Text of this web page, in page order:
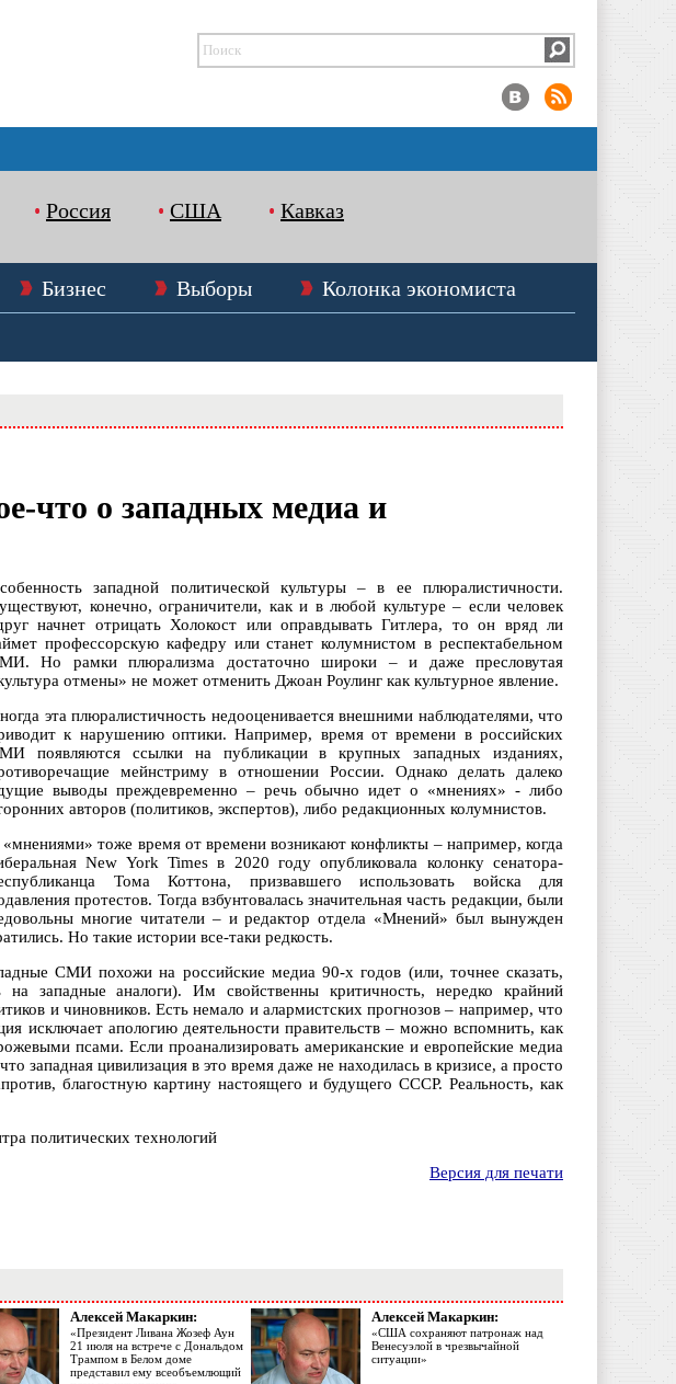
Россия США Кавказ
Бизнес Выборы
Колонка экономиста
что о западных медиа и
западной политической культуры – в ее плюралистичности.
конечно, ограничители, как и в любой культуре – если человек
начнет отрицать Холокост или оправдывать Гитлера, то он вряд ли
профессорскую кафедру или станет колумнистом в респектабельном
Но рамки плюрализма достаточно широки – и даже пресловутая
отмены» не может отменить Джоан Роулинг как культурное явление.
эта плюралистичность недооценивается внешними наблюдателями, что
к нарушению оптики. Например, время от времени в российских
появляются ссылки на публикации в крупных западных изданиях,
мейнстриму в отношении России. Однако делать далеко
выводы преждевременно – речь обычно идет о «мнениях» - либо
авторов (политиков, экспертов), либо редакционных колумнистов.
тоже время от времени возникают конфликты – например, когда
New York Times в 2020 году опубликовала колонку сенатора-
Тома Коттона, призвавшего использовать войска для
протестов. Тогда взбунтовалась значительная часть редакции, были
многие читатели – и редактор отдела «Мнений» был вынужден
Но такие истории все-таки редкость.
СМИ похожи на российские медиа 90-х годов (или, точнее сказать,
западные аналоги). Им свойственны критичность, нередко крайний
и чиновников. Есть немало и алармистских прогнозов – например, что
исключает апологию деятельности правительств – можно вспомнить, как
псами. Если проанализировать американские и европейские медиа
западная цивилизация в это время даже не находилась в кризисе, а просто
благостную картину настоящего и будущего СССР. Реальность, как
политических технологий
Версия для печати
Алексей Макаркин:
«Президент Ливана Жозеф Аун
21 июля на встрече с Дональдом
Трампом в Белом доме
представил ему всеобъемлющий
Алексей Макаркин:
«США сохраняют патронаж над
Венесуэлой в чрезвычайной
ситуации»